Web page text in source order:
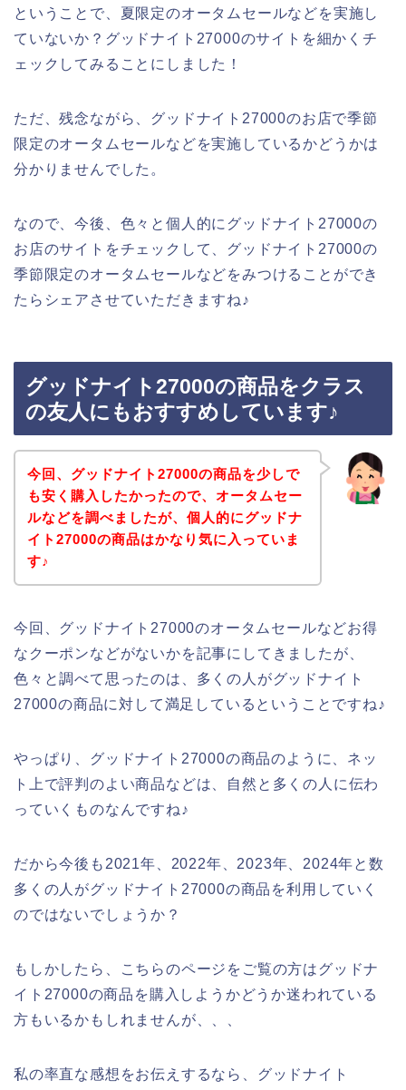
ということで、夏限定のオータムセールなどを実施し
ていないか？グッドナイト27000のサイトを細かくチ
ェックしてみることにしました！
ただ、残念ながら、グッドナイト27000のお店で季節
限定のオータムセールなどを実施しているかどうかは
分かりませんでした。
なので、今後、色々と個人的にグッドナイト27000の
お店のサイトをチェックして、グッドナイト27000の
季節限定のオータムセールなどをみつけることができ
たらシェアさせていただきますね♪
グッドナイト27000の商品をクラス
の友人にもおすすめしています♪
今回、グッドナイト27000の商品を少しで
も安く購入したかったので、オータムセー
ルなどを調べましたが、個人的にグッドナ
イト27000の商品はかなり気に入っていま
す♪
今回、グッドナイト27000のオータムセールなどお得
なクーポンなどがないかを記事にしてきましたが、
色々と調べて思ったのは、多くの人がグッドナイト
27000の商品に対して満足しているということですね♪
やっぱり、グッドナイト27000の商品のように、ネッ
ト上で評判のよい商品などは、自然と多くの人に伝わ
っていくものなんですね♪
だから今後も2021年、2022年、2023年、2024年と数
多くの人がグッドナイト27000の商品を利用していく
のではないでしょうか？
もしかしたら、こちらのページをご覧の方はグッドナ
イト27000の商品を購入しようかどうか迷われている
方もいるかもしれませんが、、、
私の率直な感想をお伝えするなら、グッドナイト